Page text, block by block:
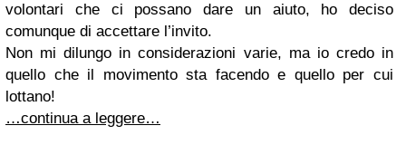
volontari che ci possano dare un aiuto, ho deciso
comunque di accettare l’invito.
Non mi dilungo in considerazioni varie, ma io credo in
quello che il movimento sta facendo e quello per cui
lottano!
…continua a leggere…